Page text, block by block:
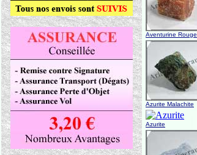
Aventurine Rouge
Azurite Malachite
Azurite